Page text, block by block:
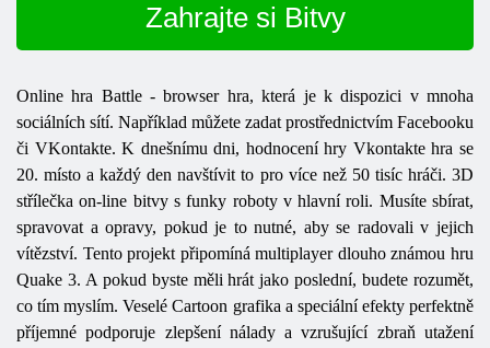
Zahrajte si Bitvy
Online hra Battle - browser hra, která je k dispozici v mnoha
sociálních sítí. Například můžete zadat prostřednictvím Facebooku
či VKontakte. K dnešnímu dni, hodnocení hry Vkontakte hra se
20. místo a každý den navštívit to pro více než 50 tisíc hráči. 3D
střílečka on-line bitvy s funky roboty v hlavní roli. Musíte sbírat,
spravovat a opravy, pokud je to nutné, aby se radovali v jejich
vítězství. Tento projekt připomíná multiplayer dlouho známou hru
Quake 3. A pokud byste měli hrát jako poslední, budete rozumět,
co tím myslím. Veselé Cartoon grafika a speciální efekty perfektně
příjemné podporuje zlepšení nálady a vzrušující zbraň utažení